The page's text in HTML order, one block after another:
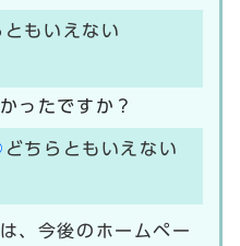
ともいえない
ったですか？
どちらともいえない
、今後のホームペー